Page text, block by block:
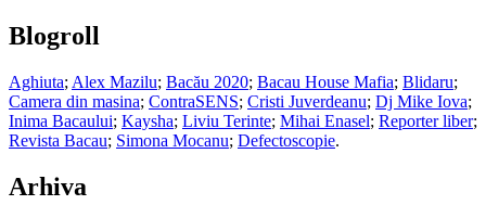
Blogroll
Aghiuta; Alex Mazilu; Bacău 2020; Bacau House Mafia; Blidaru;
Camera din masina; ContraSENS; Cristi Juverdeanu; Dj Mike Iova;
Inima Bacaului; Kaysha; Liviu Terinte; Mihai Enasel; Reporter liber;
Revista Bacau; Simona Mocanu; Defectoscopie.
Arhiva